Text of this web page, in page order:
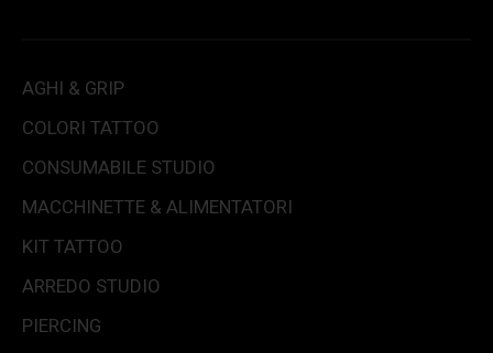
AGHI & GRIP
COLORI TATTOO
CONSUMABILE STUDIO
MACCHINETTE & ALIMENTATORI
KIT TATTOO
ARREDO STUDIO
PIERCING